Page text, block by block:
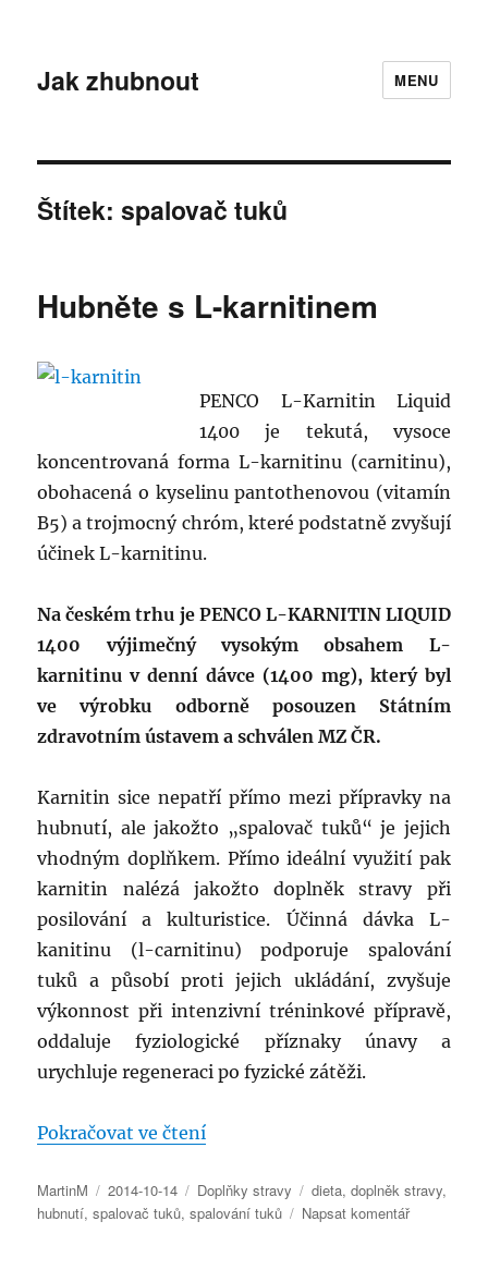
Jak zhubnout MENU
Štítek:spalovač tuků
Hubněte s L-karnitinem
PENCO L-Karnitin Liquid
1400 je tekutá, vysoce
koncentrovaná forma L-karnitinu (carnitinu),
obohacená o kyselinu pantothenovou (vitamín
B5) a trojmocný chróm, které podstatně zvyšují
účinek L-karnitinu.
Na českém trhu je PENCO L-KARNITIN LIQUID
1400 výjimečný vysokým obsahem L-
karnitinu v denní dávce (1400 mg), který byl
ve výrobku odborně posouzen Státním
zdravotním ústavem a schválen MZ ČR.
Karnitin sice nepatří přímo mezi přípravky na
hubnutí, ale jakožto „spalovač tuků“ je jejich
vhodným doplňkem. Přímo ideální využití pak
karnitin nalézá jakožto doplněk stravy při
posilování a kulturistice. Účinná dávka L-
kanitinu (l-carnitinu) podporuje spalování
tuků a působí proti jejich ukládání, zvyšuje
výkonnost při intenzivní tréninkové přípravě,
oddaluje fyziologické příznaky únavy a
urychluje regeneraci po fyzické zátěži.
Pokračovat ve čtení„Hubněte s L-karnitinem“
Autor:
MartinM Publikováno:
2014-10-14 Rubriky:
Doplňky stravy Štítky:
dieta,doplněk stravy,
hubnutí,spalovač tuků,spalování tuků Napsat komentářpro